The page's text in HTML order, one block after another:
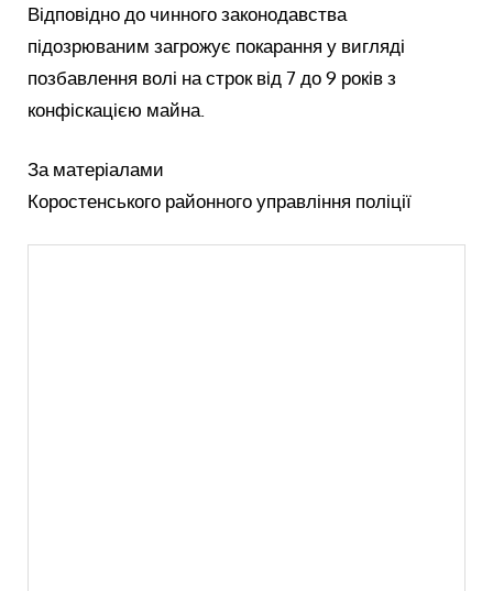
Відповідно до чинного законодавства
підозрюваним загрожує покарання у вигляді
позбавлення волі на строк від 7 до 9 років з
конфіскацією майна.
За матеріалами
Коростенського районного управління поліції